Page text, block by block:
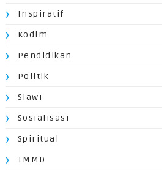
Inspiratif
Kodim
Pendidikan
Politik
Slawi
Sosialisasi
Spiritual
TMMD